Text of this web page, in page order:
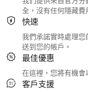
全，沒有任何隱藏費
快速
我們承諾實時處理
送到您的帳戶。
最佳優惠
在這裡，您將有機會
客戶支援